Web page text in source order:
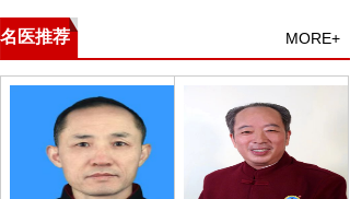
名医推荐 MORE+